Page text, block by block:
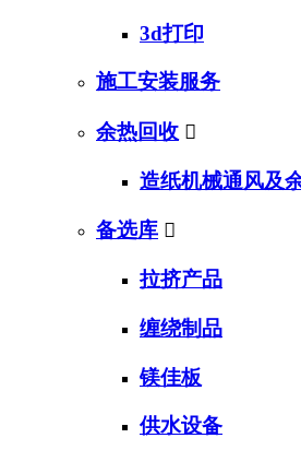
3d打印
施工安装服务
余热回收 
造纸机械通风及
备选库 
拉挤产品
缠绕制品
镁佳板
供水设备